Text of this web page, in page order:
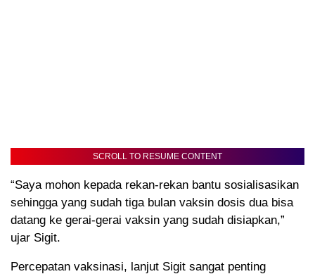
SCROLL TO RESUME CONTENT
“Saya mohon kepada rekan-rekan bantu sosialisasikan
sehingga yang sudah tiga bulan vaksin dosis dua bisa
datang ke gerai-gerai vaksin yang sudah disiapkan,”
ujar Sigit.
Percepatan vaksinasi, lanjut Sigit sangat penting